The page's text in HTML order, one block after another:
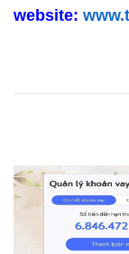
website: